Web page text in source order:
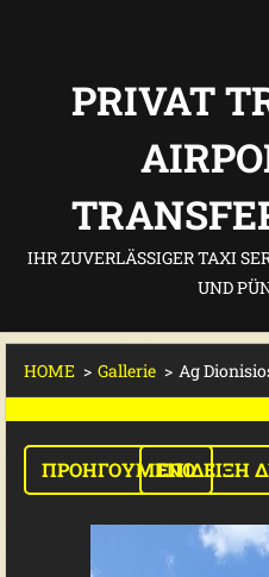
PRIVAT
IHR ZUVERLÄSSIGER TAXI
UND
HOME > Gallerie > Ag
ΠΡΟΗΓΟΎΜΕΝΟΕΠΊΔΕΙΞΗ